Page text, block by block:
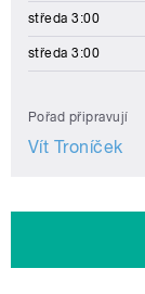
středa 3:00
středa 3:00
Pořad připravují
Vít Troníček